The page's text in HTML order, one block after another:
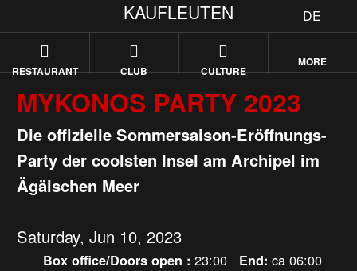
DE
KAUFLEUTEN
RESTAURANT CLUB CULTURE
MORE
MYKONOS PARTY 2023
Die offizielle Sommersaison-Eröffnungs-
Party der coolsten Insel am Archipel im
Ägäischen Meer
Saturday, Jun 10, 2023
Box office/Doors open : 23:00 End: ca 06:00